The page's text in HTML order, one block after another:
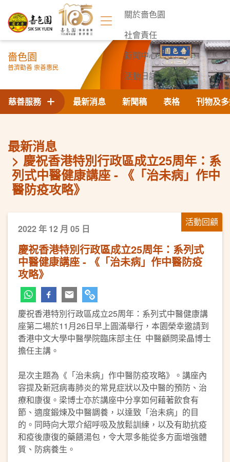
關於嗇色園
社會責任
新聞中心
活動日誌
聯絡我們
嗇色園
普濟勸善 崇善惠民
最新消息 新聞稿 表格 刊物及
慈善服務
最新消息
慶祝香港特別行政區成立25周年：系
列式中醫健康講座 - 《「治未病」作中
醫防疫攻略》
活動回顧
2022 年 12 月 05 日
慶祝香港特別行政區成立25周年：系列式
中醫健康講座 - 《「治未病」作中醫防疫
攻略》
慶祝香港特別行政區成立25周年：系列式中醫健康講
座第二場於11月26日早上圓滿舉行，本園榮幸邀請到
香港中文大學中醫學院臨床部主任 中醫顧問梁晶博士
擔任主講。
是次主題為《「治未病」作中醫防疫攻略》。講座內
容提及新冠病毒肺炎的常見症狀以及中醫的預防、治
療和康復。梁博士亦於講座中分享如何藉著飲食有
節、適度鍛煉及中醫調養，以達致「治未病」的目
的。同時向大眾介紹呼吸及放鬆訓練，以及有助抗疫
和疫後康復的藥饍湯包，令大眾多能從多方面增強體
質、防病養生。